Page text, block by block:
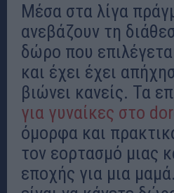
Μέσα στα λίγα
ανεβάζουν τη
δώρο που
και έχει έχει
βιώνει κανείς. Τα
για γυναίκες στο
όμορφα και
τον εορτασμό μιας
εποχής για μια